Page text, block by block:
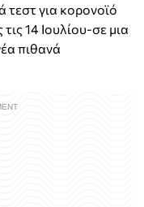
τεστ για κορονοϊό
14 Ιουλίου-σε μια
πιθανά